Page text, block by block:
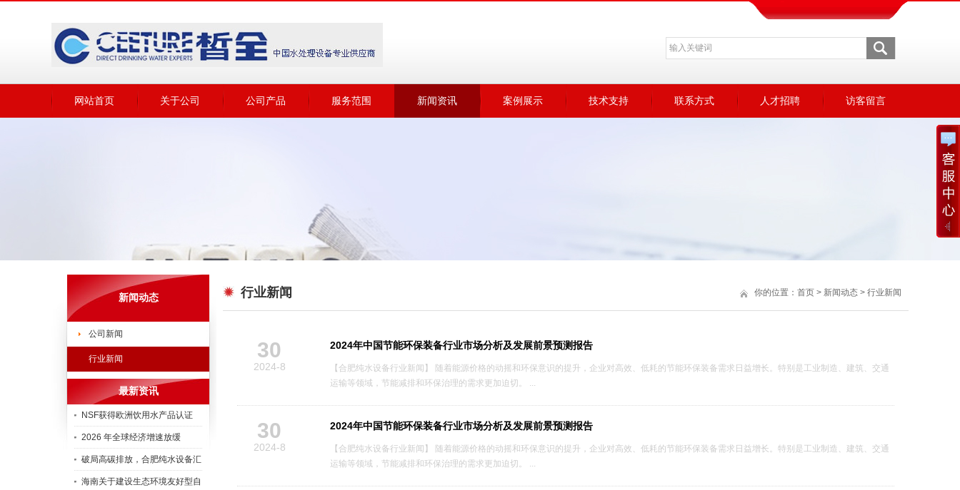
网站首页 关于公司 公司产品 服务范围 新闻资讯 案例展示 技术支持 联系方式 人才招聘 访客留言
新闻动态
公司新闻
行业新闻
最新资讯
NSF获得欧洲饮用水产品认证
2026 年全球经济增速放缓
破局高碳排放，合肥纯水设备汇
海南关于建设生态环境友好型自
行业新闻 你的位置： 首页 > 新闻动态 > 行业新闻
30
2024-8
2024年中国节能环保装备行业市场分析及发展前景预测报告
【合肥纯水设备行业新闻】 随着能源价格的动摇和环保意识的提升，企业对高效、低耗的节能环保装备需求日益增长。特别是工业制造、建筑、交通
运输等领域，节能减排和环保治理的需求更加迫切。 ...
30
2024-8
2024年中国节能环保装备行业市场分析及发展前景预测报告
【合肥纯水设备行业新闻】 随着能源价格的动摇和环保意识的提升，企业对高效、低耗的节能环保装备需求日益增长。特别是工业制造、建筑、交通
运输等领域，节能减排和环保治理的需求更加迫切。 ...